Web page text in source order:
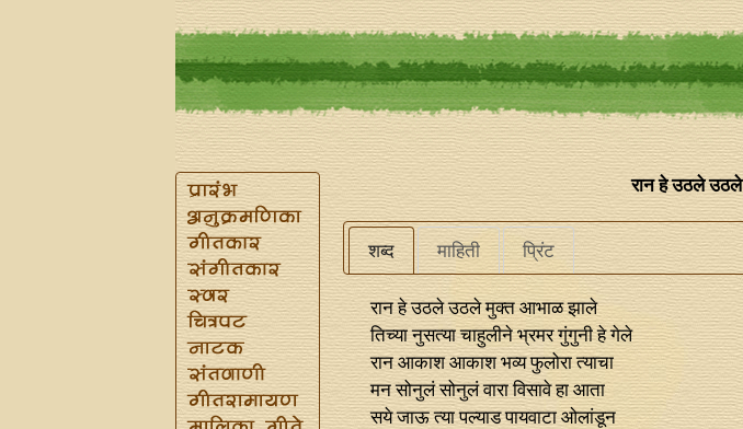
रान हे उठले उठले
शब्द माहिती प्रिंट
रान हे उठले उठले मुक्त आभाळ झाले
तिच्या नुसत्या चाहुलीने भ्रमर गुंगुनी हे गेले
रान आकाश आकाश भव्य फुलोरा त्याचा
मन सोनुलं सोनुलं वारा विसावे हा आता
सये जाऊ त्या पल्याड पायवाटा ओलांडून